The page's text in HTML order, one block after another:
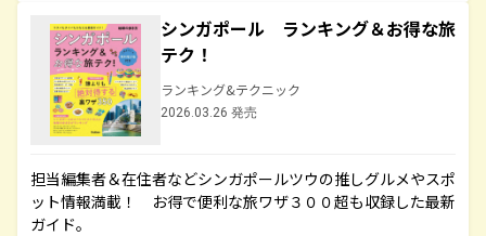
シンガポール ランキング＆お得な旅
テク！
ランキング&テクニック
2026.03.26 発売
担当編集者＆在住者などシンガポールツウの推しグルメやスポ
ット情報満載！ お得で便利な旅ワザ３００超も収録した最新
ガイド。